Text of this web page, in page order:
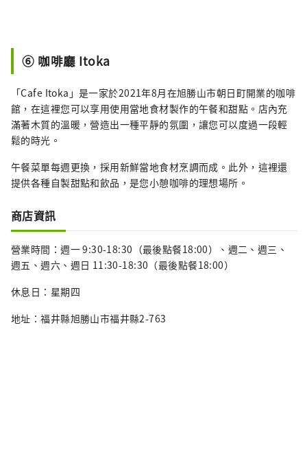
⑥ 咖啡廳 Itoka
「Cafe Itoka」是一家於2021年8月在旭勝山市朝日町開業的咖啡
館，在這裡您可以享用使用當地食材製作的午餐和甜點。店內充
滿著木質的溫暖，營造出一種平靜的氛圍，讓您可以度過一段輕
鬆的時光。
午餐菜單每週更換，採用新鮮當地食材烹調而成。此外，這裡還
提供各種自製甜點和飲品，是您小憩咖啡的理想場所。
商店資訊
營業時間：週一 9:30-18:30（最後點餐18:00）、週二、週三、
週五、週六、週日 11:30-18:30（最後點餐18:00）
休息日：星期四
地址：福井縣旭勝山市福井縣2-763